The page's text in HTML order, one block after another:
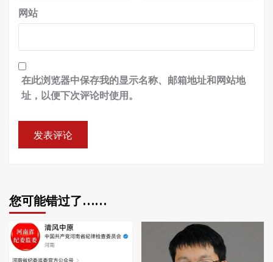
网站
在此浏览器中保存我的显示名称、邮箱地址和网站地
址，以便下次评论时使用。
您可能错过了……